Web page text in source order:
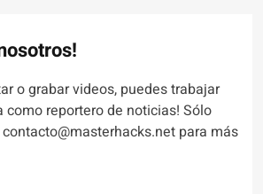
o grabar videos, puedes trabajar
como reportero de noticias! Sólo
para más